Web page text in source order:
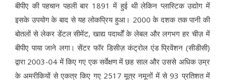
बीपीए की पहचान पहली बार 1891 में हुई थी लेकिन प्लास्टिक उद्योग में
इसके उपयोग के बाद से यह लोकप्रिय हुआ। 2000 के दशक तक पानी की
बोतलों से लेकर डेंटल सीमेंट, खाद्य पदार्थों के लेबल और लगभग हर चीज़ में
बीपीए पाया जाने लगा। सेंटर फॉर डिसीज़ कंट्रोल एंड प्रिवेंशन (सीडीसी)
द्वारा 2003-04 में किए गए एक सर्वेक्षण में छह साल और उससे अधिक उम्र
के अमरीकियों से एकत्र किए गए 2517 मूत्र नमूनों में से 93 प्रतिशत में